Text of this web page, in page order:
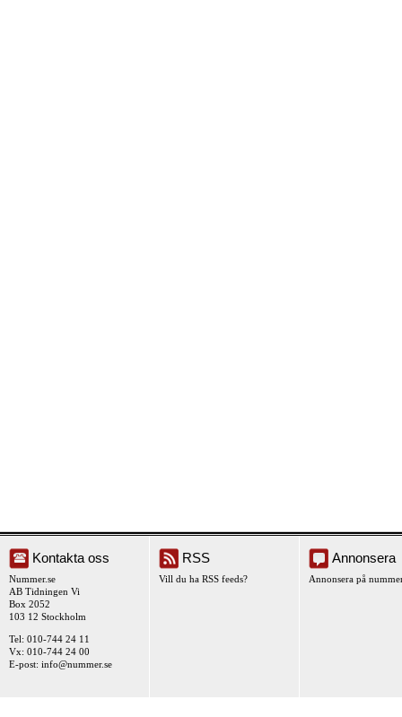
Kontakta oss
Nummer.se
AB Tidningen Vi
Box 2052
103 12 Stockholm
Tel: 010-744 24 11
Vx: 010-744 24 00
E-post: info@nummer.se
RSS
Vill du ha RSS feeds?
Annonsera
Annonsera på